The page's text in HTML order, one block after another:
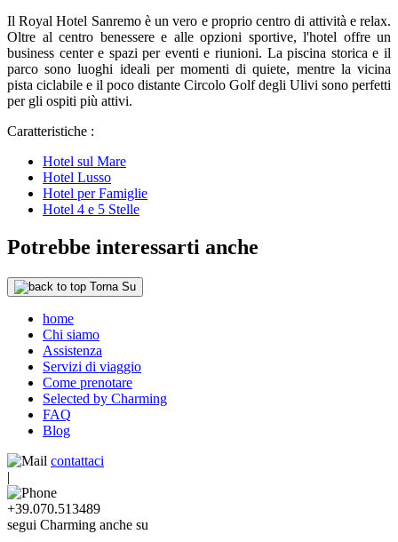
Il Royal Hotel Sanremo è un vero e proprio centro di attività e relax.
Oltre al centro benessere e alle opzioni sportive, l'hotel offre un
business center e spazi per eventi e riunioni. La piscina storica e il
parco sono luoghi ideali per momenti di quiete, mentre la vicina
pista ciclabile e il poco distante Circolo Golf degli Ulivi sono perfetti
per gli ospiti più attivi.
Caratteristiche :
Hotel sul Mare
Hotel Lusso
Hotel per Famiglie
Hotel 4 e 5 Stelle
Potrebbe interessarti anche
Torna Su
home
Chi siamo
Assistenza
Servizi di viaggio
Come prenotare
Selected by Charming
FAQ
Blog
contattaci
|
+39.070.513489
segui Charming anche su